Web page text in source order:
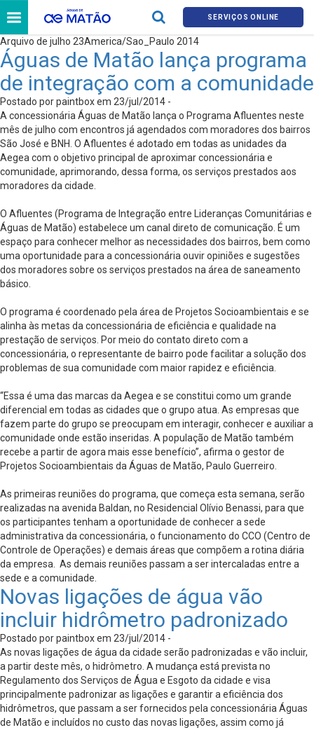
SERVIÇOS ONLINE
Arquivo de julho 23America/Sao_Paulo 2014
Águas de Matão lança programa
de integração com a comunidade
Postado por paintbox em 23/jul/2014 -
A concessionária Águas de Matão lança o Programa Afluentes neste
mês de julho com encontros já agendados com moradores dos bairros
São José e BNH. O Afluentes é adotado em todas as unidades da
Aegea com o objetivo principal de aproximar concessionária e
comunidade, aprimorando, dessa forma, os serviços prestados aos
moradores da cidade.
O Afluentes (Programa de Integração entre Lideranças Comunitárias e
Águas de Matão) estabelece um canal direto de comunicação. É um
espaço para conhecer melhor as necessidades dos bairros, bem como
uma oportunidade para a concessionária ouvir opiniões e sugestões
dos moradores sobre os serviços prestados na área de saneamento
básico.
O programa é coordenado pela área de Projetos Socioambientais e se
alinha às metas da concessionária de eficiência e qualidade na
prestação de serviços. Por meio do contato direto com a
concessionária, o representante de bairro pode facilitar a solução dos
problemas de sua comunidade com maior rapidez e eficiência.
“Essa é uma das marcas da Aegea e se constitui como um grande
diferencial em todas as cidades que o grupo atua. As empresas que
fazem parte do grupo se preocupam em interagir, conhecer e auxiliar a
comunidade onde estão inseridas. A população de Matão também
recebe a partir de agora mais esse benefício”, afirma o gestor de
Projetos Socioambientais da Águas de Matão, Paulo Guerreiro.
As primeiras reuniões do programa, que começa esta semana, serão
realizadas na avenida Baldan, no Residencial Olívio Benassi, para que
os participantes tenham a oportunidade de conhecer a sede
administrativa da concessionária, o funcionamento do CCO (Centro de
Controle de Operações) e demais áreas que compõem a rotina diária
da empresa. As demais reuniões passam a ser intercaladas entre a
sede e a comunidade.
Novas ligações de água vão
incluir hidrômetro padronizado
Postado por paintbox em 23/jul/2014 -
As novas ligações de água da cidade serão padronizadas e vão incluir,
a partir deste mês, o hidrômetro. A mudança está prevista no
Regulamento dos Serviços de Água e Esgoto da cidade e visa
principalmente padronizar as ligações e garantir a eficiência dos
hidrômetros, que passam a ser fornecidos pela concessionária Águas
de Matão e incluídos no custo das novas ligações, assim como já